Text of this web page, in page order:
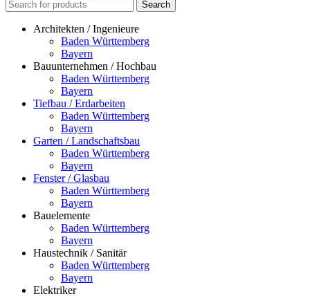
Search
Architekten / Ingenieure
Baden Württemberg
Bayern
Bauunternehmen / Hochbau
Baden Württemberg
Bayern
Tiefbau / Erdarbeiten
Baden Württemberg
Bayern
Garten / Landschaftsbau
Baden Württemberg
Bayern
Fenster / Glasbau
Baden Württemberg
Bayern
Bauelemente
Baden Württemberg
Bayern
Haustechnik / Sanitär
Baden Württemberg
Bayern
Elektriker